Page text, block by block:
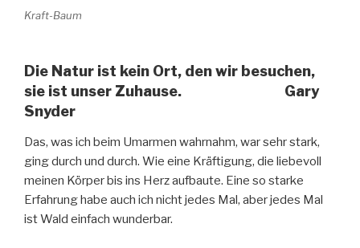
Kraft-Baum
Die Natur ist kein Ort, den wir besuchen,
sie ist unser Zuhause. Gary
Snyder
Das, was ich beim Umarmen wahrnahm, war sehr stark,
ging durch und durch. Wie eine Kräftigung, die liebevoll
meinen Körper bis ins Herz aufbaute. Eine so starke
Erfahrung habe auch ich nicht jedes Mal, aber jedes Mal
ist Wald einfach wunderbar.